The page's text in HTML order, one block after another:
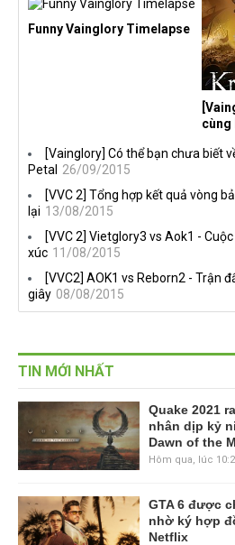
Funny Vainglory Timelapse
cùng
[Vainglory] Có thể bạn chưa biết
Petal
26/09/2015
[VVC 2] Tổng hợp kết quả vòng
lại 13/08/2015
[VVC 2] Vietglory3 vs Aok1 -
xúc 11/08/2015
[VVC2] AOK1 vs Reborn2 - Trận
giây 08/08/2015
TIN MỚI NHẤT
Quake 2021
nhân dịp kỷ
Dawn of the
Hôm qua, lúc
GTA 6 được
nhờ ký hợp
Netflix